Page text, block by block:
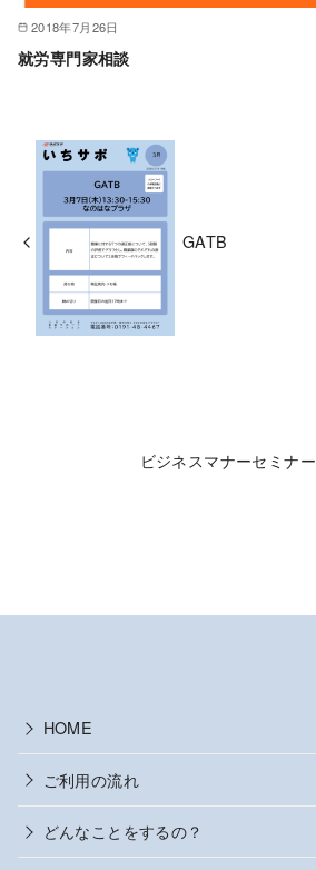
2018年7月26日
就労専門家相談
GATB
ビジネスマナーセミナー
HOME
ご利用の流れ
どんなことをするの？